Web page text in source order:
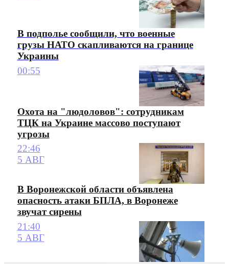
В подполье сообщили, что военные
грузы НАТО скапливаются на границе
Украины
00:55
Охота на "людоловов": сотрудникам
ТЦК на Украине массово поступают
угрозы
22:46
5 АВГ
В Воронежской области объявлена
опасность атаки БПЛА, в Воронеже
звучат сирены
21:40
5 АВГ